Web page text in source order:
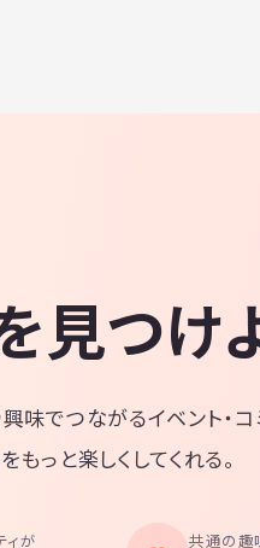
見つけ
味でつながるイベント・コ
っと楽しくしてくれる。
ィが 共通の趣